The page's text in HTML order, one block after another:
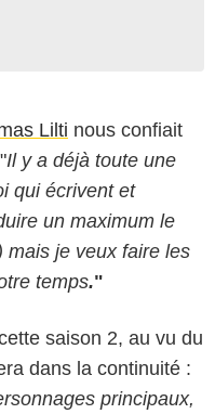
Lilti nous confiait
Il y a déjà toute une
qui écrivent et
un maximum le
mais je veux faire les
temps."
saison 2, au vu du
dans la continuité :
principaux,